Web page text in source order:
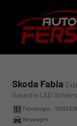
Skoda Fabia
Garantie LED
Fahrzeugnr.: 10383318
Neuwagen